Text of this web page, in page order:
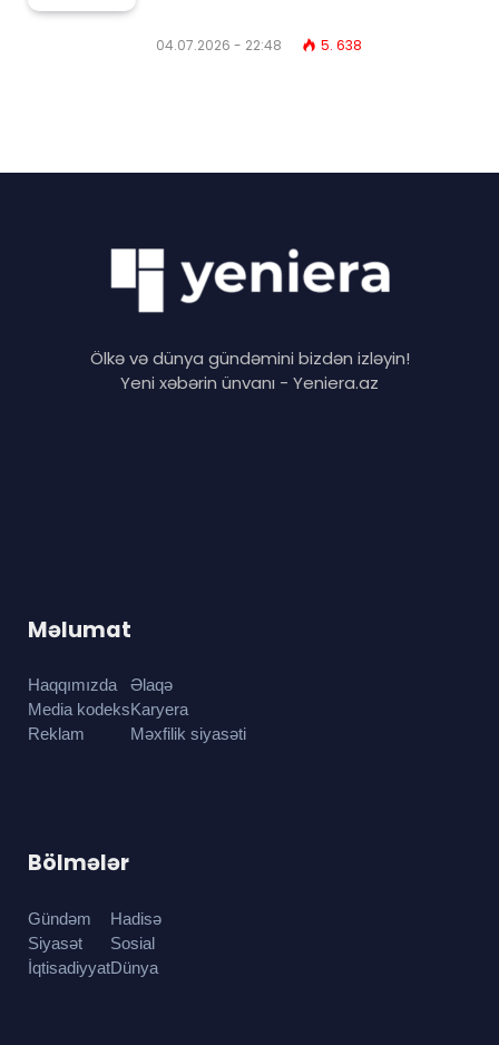
04.07.2026 - 22:48 5. 638
Ölkə və dünya gündəmini bizdən izləyin!
Yeni xəbərin ünvanı - Yeniera.az
Məlumat
Haqqımızda
Media kodeks
Reklam
Əlaqə
Karyera
Məxfilik siyasəti
Bölmələr
Gündəm
Siyasət
İqtisadiyyat
Hadisə
Sosial
Dünya